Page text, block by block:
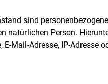
sind
natürlichen Person.
E-Mail-Adresse, IP-Adresse